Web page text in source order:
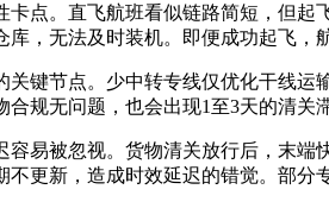
。直飞航班看似链路简短，但起
，无法及时装机。即便成功起飞
节点。少中转专线仅优化干线运
规无问题，也会出现1至3天的清
被忽视。货物清关放行后，末端
不更新，造成时效延迟的错觉。部分